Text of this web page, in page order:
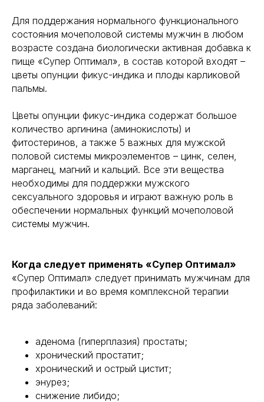
Для поддержания нормального функционального
состояния мочеполовой системы мужчин в любом
возрасте создана биологически активная добавка к
пище «Супер Оптимал», в состав которой входят –
цветы опунции фикус-индика и плоды карликовой
пальмы.
Цветы опунции фикус-индика содержат большое
количество аргинина (аминокислоты) и
фитостеринов, а также 5 важных для мужской
половой системы микроэлементов – цинк, селен,
марганец, магний и кальций. Все эти вещества
необходимы для поддержки мужского
сексуального здоровья и играют важную роль в
обеспечении нормальных функций мочеполовой
системы мужчин.
Когда следует применять «Супер Оптимал»
«Супер Оптимал» следует принимать мужчинам для
профилактики и во время комплексной терапии
ряда заболеваний:
аденома (гиперплазия) простаты;
хронический простатит;
хронический и острый цистит;
энурез;
снижение либидо;